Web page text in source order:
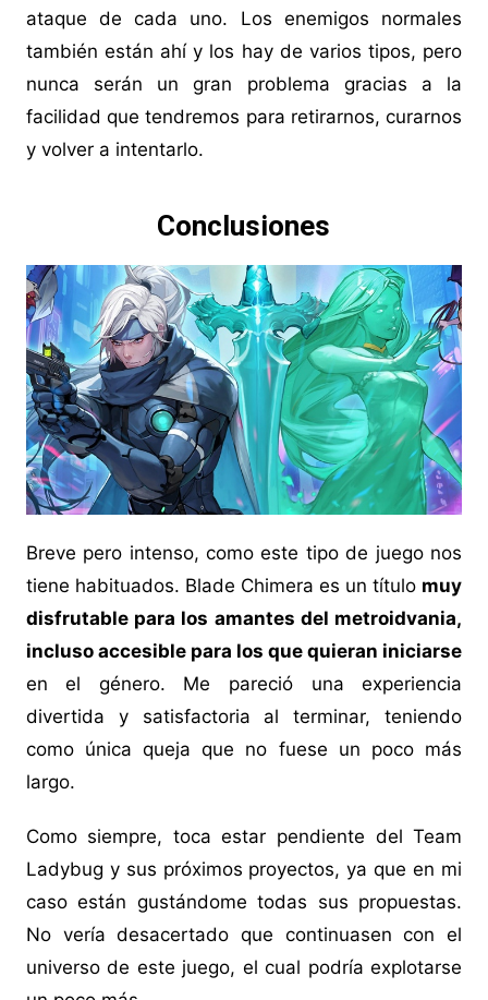
ataque de cada uno. Los enemigos normales
también están ahí y los hay de varios tipos, pero
nunca serán un gran problema gracias a la
facilidad que tendremos para retirarnos, curarnos
y volver a intentarlo.
Conclusiones
Breve pero intenso, como este tipo de juego nos
tiene habituados. Blade Chimera es un título muy
disfrutable para los amantes del metroidvania,
incluso accesible para los que quieran iniciarse
en el género. Me pareció una experiencia
divertida y satisfactoria al terminar, teniendo
como única queja que no fuese un poco más
largo.
Como siempre, toca estar pendiente del Team
Ladybug y sus próximos proyectos, ya que en mi
caso están gustándome todas sus propuestas.
No vería desacertado que continuasen con el
universo de este juego, el cual podría explotarse